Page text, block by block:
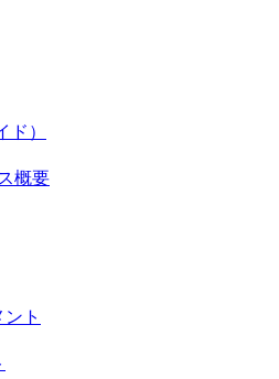
ド）
概要
ト